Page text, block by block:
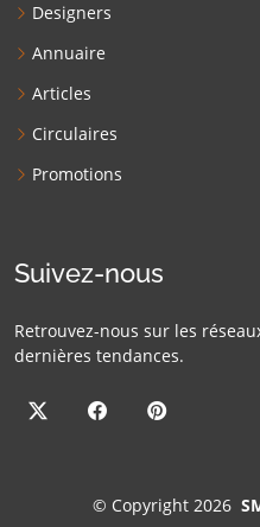
Designers
Annuaire
Articles
Circulaires
Promotions
Suivez-nous
Retrouvez-nous sur les
dernières tendances.
© Copyright 2026